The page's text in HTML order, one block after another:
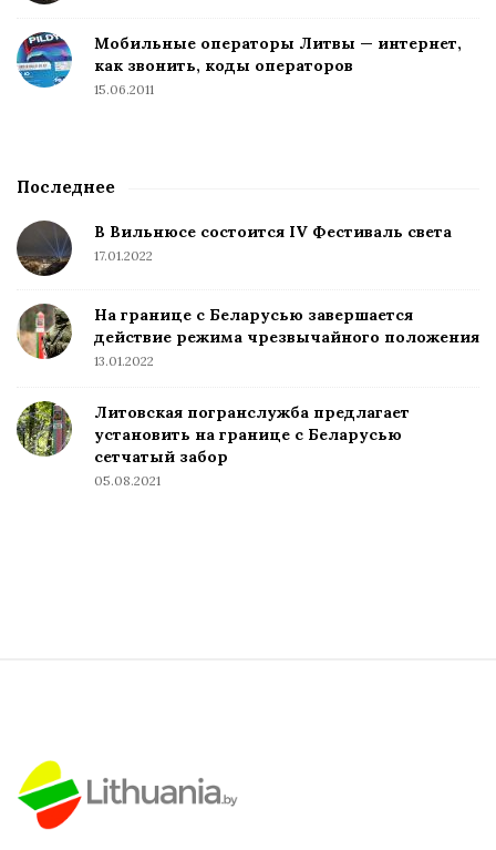
Мобильные операторы Литвы — интернет,
как звонить, коды операторов
15.06.2011
Последнее
В Вильнюсе состоится IV Фестиваль света
17.01.2022
На границе с Беларусью завершается
действие режима чрезвычайного положения
13.01.2022
Литовская погранслужба предлагает
установить на границе с Беларусью
сетчатый забор
05.08.2021